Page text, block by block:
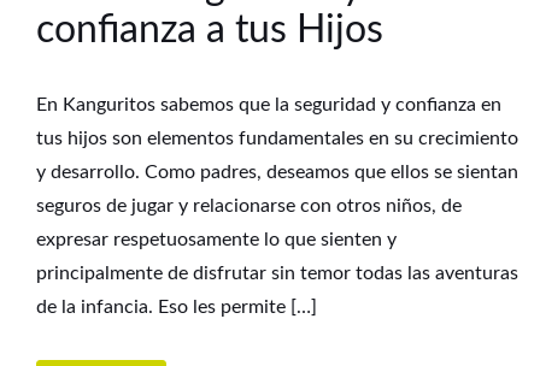
confianza a tus Hijos
En Kanguritos sabemos que la seguridad y confianza en
tus hijos son elementos fundamentales en su crecimiento
y desarrollo. Como padres, deseamos que ellos se sientan
seguros de jugar y relacionarse con otros niños, de
expresar respetuosamente lo que sienten y
principalmente de disfrutar sin temor todas las aventuras
de la infancia. Eso les permite […]